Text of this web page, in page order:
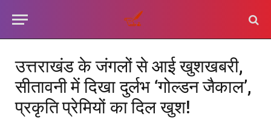
उत्तराखंड के जंगलों से आई खुशखबरी,
सीतावनी में दिखा दुर्लभ ‘गोल्डन जैकाल’,
प्रकृति प्रेमियों का दिल खुश!